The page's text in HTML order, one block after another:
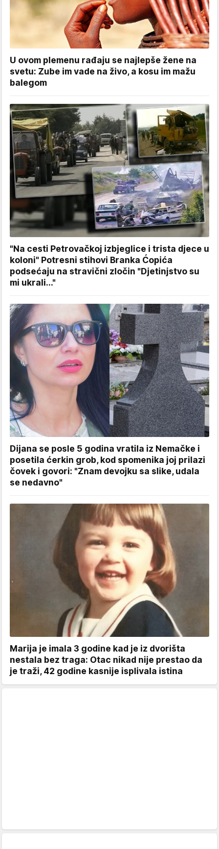
U ovom plemenu rađaju se najlepše žene na
svetu: Zube im vade na živo, a kosu im mažu
balegom
"Na cesti Petrovačkoj izbjeglice i trista djece u
koloni" Potresni stihovi Branka Ćopića
podsećaju na stravični zločin "Djetinjstvo su
mi ukrali..."
Dijana se posle 5 godina vratila iz Nemačke i
posetila ćerkin grob, kod spomenika joj prilazi
čovek i govori: "Znam devojku sa slike, udala
se nedavno"
Marija je imala 3 godine kad je iz dvorišta
nestala bez traga: Otac nikad nije prestao da
je traži, 42 godine kasnije isplivala istina